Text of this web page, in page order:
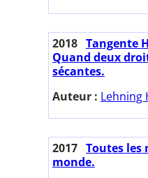
2018 Tangente
Quand deux
sécantes.
Auteur : Lehning
2017 Toutes les
monde.